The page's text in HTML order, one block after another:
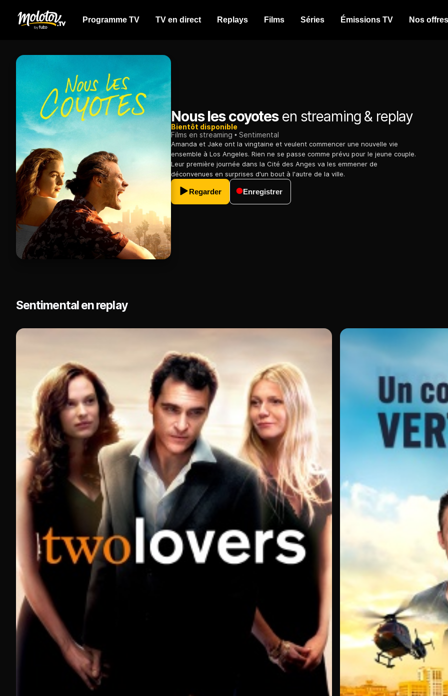
Programme TV TV en direct Replays Films Séries Émissions TV Nos offres
Nous les coyotesen streaming & replay
Bientôt disponible
Films en streaming
Sentimental
Amanda et Jake ont la vingtaine et veulent commencer une nouvelle vie
ensemble à Los Angeles. Rien ne se passe comme prévu pour le jeune couple.
Leur première journée dans la Cité des Anges va les emmener de
déconvenues en surprises d'un bout à l'autre de la ville.
Regarder Enregistrer
Sentimental en replay